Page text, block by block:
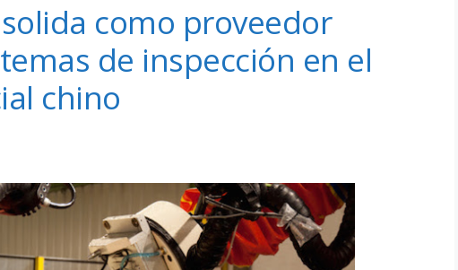
como proveedor
de inspección en el
chino